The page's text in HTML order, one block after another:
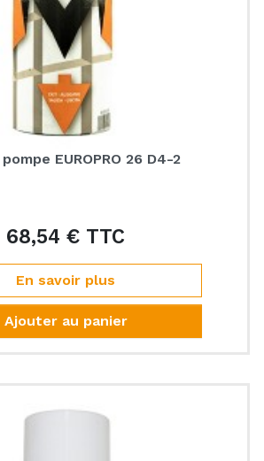
EUROPRO 26 D4-2
68,54 € TTC
En savoir plus
Ajouter au panier